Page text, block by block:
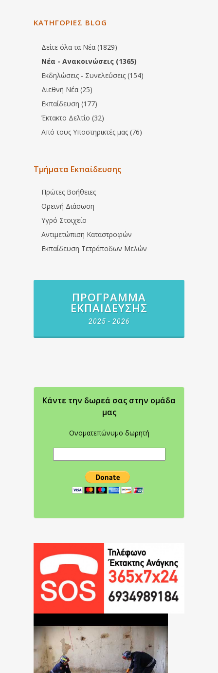
ΚΑΤΗΓΟΡΙΕΣ BLOG
Δείτε όλα τα Νέα (1829)
Νέα - Ανακοινώσεις (1365)
Εκδηλώσεις - Συνελεύσεις (154)
Διεθνή Νέα (25)
Εκπαίδευση (177)
Έκτακτο Δελτίο (32)
Από τους Υποστηρικτές μας (76)
Τμήματα Εκπαίδευσης
Πρώτες Βοήθειες
Ορεινή Διάσωση
Υγρό Στοιχείο
Αντιμετώπιση Καταστροφών
Εκπαίδευση Τετράποδων Μελών
ΠΡΌΓΡΑΜΜΑ
ΕΚΠΑΊΔΕΥΣΗΣ
2025 - 2026
Κάντε την δωρεά σας στην oμάδα
μας
Ονοματεπώνυμο δωρητή